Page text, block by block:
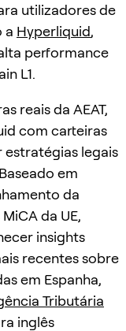
utilizadores de
a Hyperliquid,
performance
L1.
reais da AEAT,
com carteiras
estratégias legais
em
da
da UE,
insights
recentes sobre
em Espanha,
Tributária
inglês